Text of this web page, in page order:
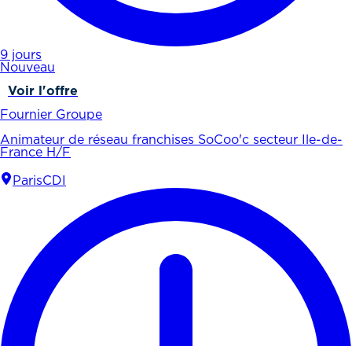
9 jours
Nouveau
Voir l'offre
Fournier Groupe
Animateur de réseau franchises SoCoo'c secteur Ile-de-
France H/F
ParisCDI